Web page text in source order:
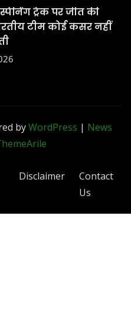
ट्रैक पर जीत की
टीम कोई कसर नहीं
byWordPress | News
Disclaimer
Contact
Us